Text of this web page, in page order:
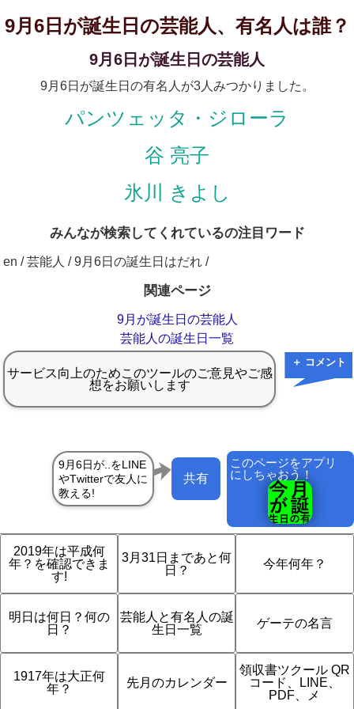
9月6日が誕生日の芸能人、有名人は誰？
9月6日が誕生日の芸能人
9月6日が誕生日の有名人が3人みつかりました。
パンツェッタ・ジローラ
谷 亮子
氷川 きよし
みんなが検索してくれているの注目ワード
en / 芸能人 / 9月6日の誕生日はだれ /
関連ページ
9月が誕生日の芸能人
芸能人の誕生日一覧
＋ コメント
このページをアプリ
にしちゃおう！
共有
2019年は平成何
年？を確認できま
す!
3月31日まであと何
日？
今年何年？
明日は何日？何の
日？
芸能人と有名人の誕
生日一覧
ゲーテの名言
1917年は大正何
年？
先月のカレンダー
領収書ツクール QR
コード、LINE、
PDF、メ